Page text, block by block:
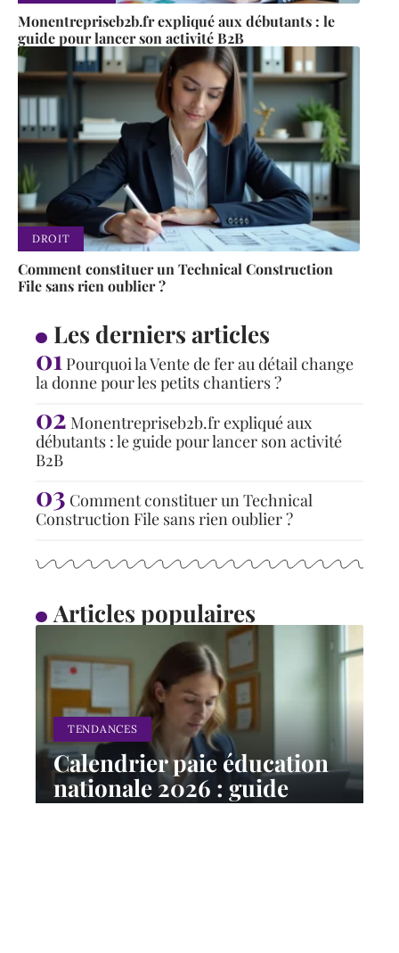
Monentrepriseb2b.fr expliqué aux débutants : le
guide pour lancer son activité B2B
DROIT
Comment constituer un Technical Construction
File sans rien oublier ?
Les derniers articles
Pourquoi la Vente de fer au détail change
la donne pour les petits chantiers ?
Monentrepriseb2b.fr expliqué aux
débutants : le guide pour lancer son activité
B2B
Comment constituer un Technical
Construction File sans rien oublier ?
Articles populaires
TENDANCES
Calendrier paie éducation
nationale 2026 : guide
complet pour suivre vos